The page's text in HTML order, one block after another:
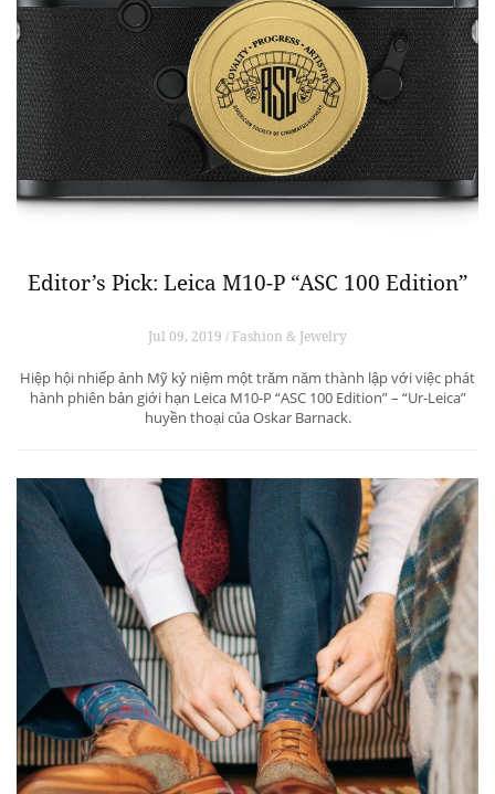
Editor’s Pick: Leica M10-P “ASC 100 Edition”
Jul 09, 2019 / Fashion & Jewelry
Hiệp hội nhiếp ảnh Mỹ kỷ niệm một trăm năm thành lập với việc phát
hành phiên bản giới hạn Leica M10-P “ASC 100 Edition” – “Ur-Leica”
huyền thoại của Oskar Barnack.